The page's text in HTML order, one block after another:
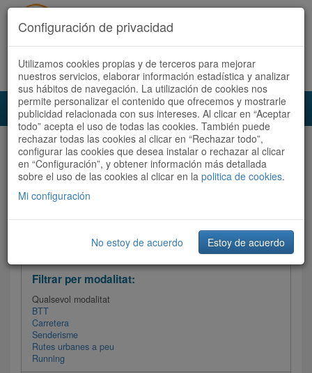
Accedeix Registra't ara Español Català
Audioruta Totes les rutes
Totes les rutes Ordenar per:Més recents/ Dificultat
Filtrar les rutes
Filtrar per modalitat:
Qualsevol modalitat
BTT
Carretera
Senderisme
Rutes urbanes a peu
Running
Configuración de privacidad
Utilizamos cookies propias y de terceros para mejorar
nuestros servicios, elaborar información estadística y analizar
sus hábitos de navegación. La utilización de cookies nos
permite personalizar el contenido que ofrecemos y mostrarle
publicidad relacionada con sus intereses. Al clicar en “Aceptar
todo” acepta el uso de todas las cookies. También puede
rechazar todas las cookies al clicar en “Rechazar todo”,
configurar las cookies que desea instalar o rechazar al clicar
en “Configuración”, y obtener información más detallada
sobre el uso de las cookies al clicar en la politica de cookies.
Mi configuración
No estoy de acuerdo Estoy de acuerdo